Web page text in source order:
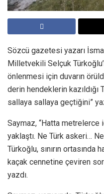
Sözcü gazetesi yazarı
Milletvekili Selçuk
önlenmesi için duvarın
derin hendeklerin kazıldığı
sallaya sallaya geçtiğini”
Saymaz, “Hatta
yaklaştı. Ne Türk askeri… Ne
Türkoğlu, sınırın ortasında
kaçak cennetine çeviren
yazdı.